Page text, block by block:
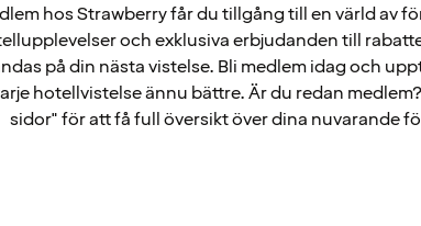
hos Strawberry får du tillgång till en värld av
och exklusiva erbjudanden till
på din nästa vistelse. Bli medlem idag och
hotellvistelse ännu bättre. Är du redan
sidor" för att få full översikt över dina nuvarande